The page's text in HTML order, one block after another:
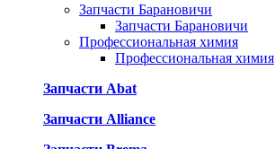
Запчасти Барановичи
Запчасти Барановичи
Профессиональная химия
Профессиональная химия
Запчасти Abat
Запчасти Alliance